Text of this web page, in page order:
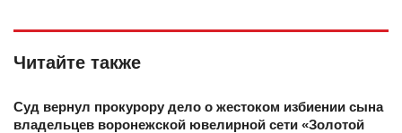
Читайте также
Суд вернул прокурору дело о жестоком избиении сына
владельцев воронежской ювелирной сети «Золотой